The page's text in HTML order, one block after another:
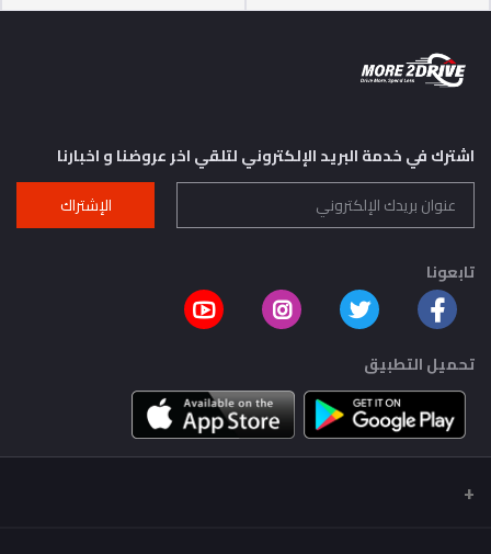
اشترك في خدمة البريد الإلكتروني لتلقي اخر عروضنا و اخبارنا
الإشتراك
تابعونا
تحميل التطبيق